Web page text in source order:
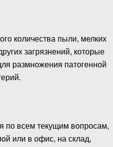
количества пыли, мелких
загрязнений, которые
размножения патогенной
по всем текущим вопросам,
или в офис, на склад,